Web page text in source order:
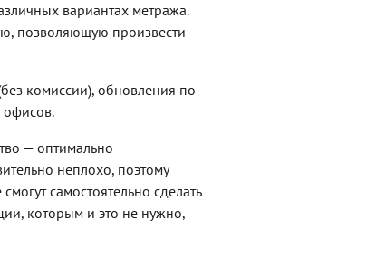
вариантах метража.
позволяющую произвести
комиссии), обновления по
— оптимально
неплохо, поэтому
самостоятельно сделать
которым и это не нужно,